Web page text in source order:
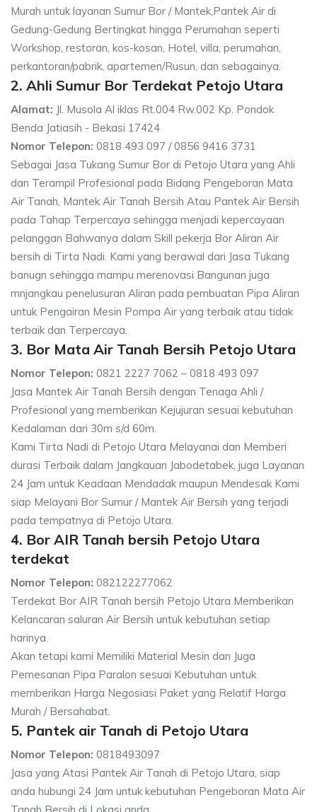
Murah untuk layanan Sumur Bor / Mantek,Pantek Air di
Gedung-Gedung Bertingkat hingga Perumahan seperti
Workshop, restoran, kos-kosan, Hotel, villa, perumahan,
perkantoran/pabrik, apartemen/Rusun, dan sebagainya.
2. Ahli Sumur Bor Terdekat Petojo Utara
Alamat: Jl. Musola Al iklas Rt.004 Rw.002 Kp. Pondok
Benda Jatiasih - Bekasi 17424
Nomor Telepon: 0818 493 097 / 0856 9416 3731
Sebagai Jasa Tukang Sumur Bor di Petojo Utara yang Ahli
dan Terampil Profesional pada Bidang Pengeboran Mata
Air Tanah, Mantek Air Tanah Bersih Atau Pantek Air Bersih
pada Tahap Terpercaya sehingga menjadi kepercayaan
pelanggan Bahwanya dalam Skill pekerja Bor Aliran Air
bersih di Tirta Nadi. Kami yang berawal dari Jasa Tukang
banugn sehingga mampu merenovasi Bangunan juga
mnjangkau penelusuran Aliran pada pembuatan Pipa Aliran
untuk Pengairan Mesin Pompa Air yang terbaik atau tidak
terbaik dan Terpercaya.
3. Bor Mata Air Tanah Bersih Petojo Utara
Nomor Telepon: 0821 2227 7062 – 0818 493 097
Jasa Mantek Air Tanah Bersih dengan Tenaga Ahli /
Profesional yang memberikan Kejujuran sesuai kebutuhan
Kedalaman dari 30m s/d 60m.
Kami Tirta Nadi di Petojo Utara Melayanai dan Memberi
durasi Terbaik dalam Jangkauan Jabodetabek, juga Layanan
24 Jam untuk Keadaan Mendadak maupun Mendesak Kami
siap Melayani Bor Sumur / Mantek Air Bersih yang terjadi
pada tempatnya di Petojo Utara.
4. Bor AIR Tanah bersih Petojo Utara
terdekat
Nomor Telepon: 082122277062
Terdekat Bor AIR Tanah bersih Petojo Utara Memberikan
Kelancaran saluran Air Bersih untuk kebutuhan setiap
harinya.
Akan tetapi kami Memiliki Material Mesin dan Juga
Pemesanan Pipa Paralon sesuai Kebutuhan untuk
memberikan Harga Negosiasi Paket yang Relatif Harga
Murah / Bersahabat.
5. Pantek air Tanah di Petojo Utara
Nomor Telepon: 0818493097
Jasa yang Atasi Pantek Air Tanah di Petojo Utara, siap
anda hubungi 24 Jam untuk kebutuhan Pengeboran Mata Air